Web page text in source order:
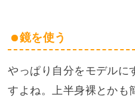
鏡を使う
やっぱり自分をモデルに
すよね。上半身裸とかも